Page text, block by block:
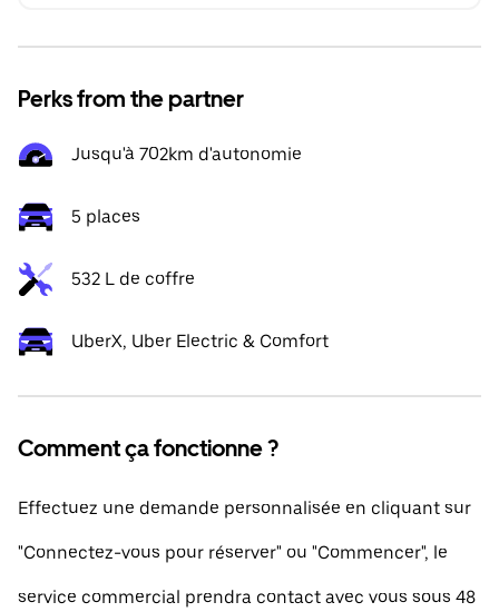
Perks from the partner
Jusqu'à 702km d'autonomie
5 places
532 L de coffre
UberX, Uber Electric & Comfort
Comment ça fonctionne ?
Effectuez une demande personnalisée en cliquant sur
"Connectez-vous pour réserver" ou "Commencer", le
service commercial prendra contact avec vous sous 48